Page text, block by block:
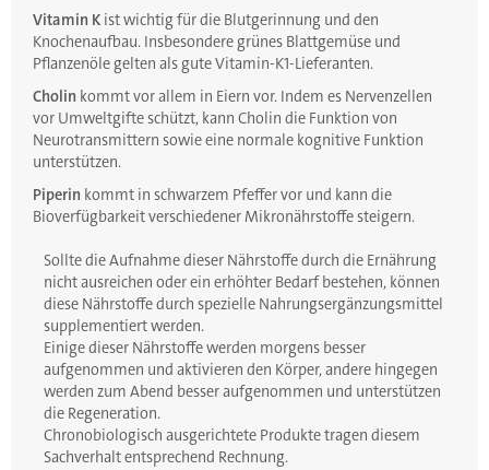
Vitamin K ist wichtig für die Blutgerinnung und den
Knochenaufbau. Insbesondere grünes Blattgemüse und
Pflanzenöle gelten als gute Vitamin-K1-Lieferanten.
Cholin kommt vor allem in Eiern vor. Indem es Nervenzellen
vor Umweltgifte schützt, kann Cholin die Funktion von
Neurotransmittern sowie eine normale kognitive Funktion
unterstützen.
Piperin kommt in schwarzem Pfeffer vor und kann die
Bioverfügbarkeit verschiedener Mikronährstoffe steigern.
Sollte die Aufnahme dieser Nährstoffe durch die Ernährung
nicht ausreichen oder ein erhöhter Bedarf bestehen, können
diese Nährstoffe durch spezielle Nahrungsergänzungsmittel
supplementiert werden.
Einige dieser Nährstoffe werden morgens besser
aufgenommen und aktivieren den Körper, andere hingegen
werden zum Abend besser aufgenommen und unterstützen
die Regeneration.
Chronobiologisch ausgerichtete Produkte tragen diesem
Sachverhalt entsprechend Rechnung.